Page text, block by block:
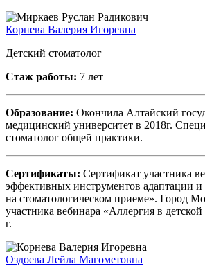
Корнева Валерия Игоревна
Детский стоматолог
Стаж работы: 7 лет
Образование: Окончила Алтайский
медицинский университет в 2018г.
стоматолог общей практики.
Сертификаты: Сертификат участника
эффективных инструментов адаптации и
на стоматологическом приеме». Город
участника вебинара «Аллергия в
г.
Оздоева Лейла Магометовна